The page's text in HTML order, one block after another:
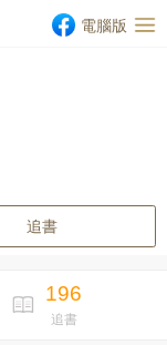
電腦版
追書
196
追書